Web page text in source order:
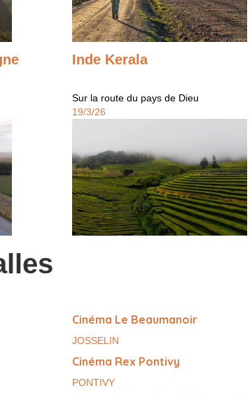
Inde Kerala
Sur la route du pays de Dieu
19/3/26
Cinéma Le Beaumanoir
JOSSELIN
Cinéma Rex Pontivy
PONTIVY